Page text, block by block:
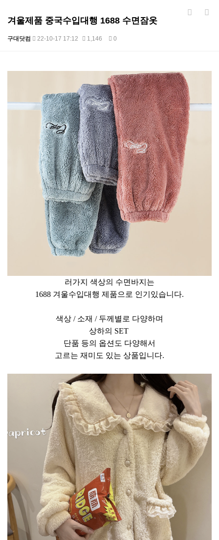
겨울제품 중국수입대행 1688 수면잠옷
구대닷컴 22-10-17 17:12 1,146 0
러가지 색상의 수면바지는
1688 겨울수입대행 제품으로 인기있습니다.
색상 / 소재 / 두께별로 다양하며
상하의 SET
단품 등의 옵션도 다양해서
고르는 재미도 있는 상품입니다.